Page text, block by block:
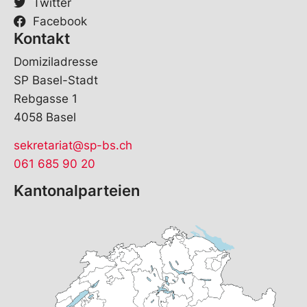
Facebook
Kontakt
Domiziladresse
SP Basel-Stadt
Rebgasse 1
4058 Basel
sekretariat@sp-bs.ch
061 685 90 20
Kantonalparteien